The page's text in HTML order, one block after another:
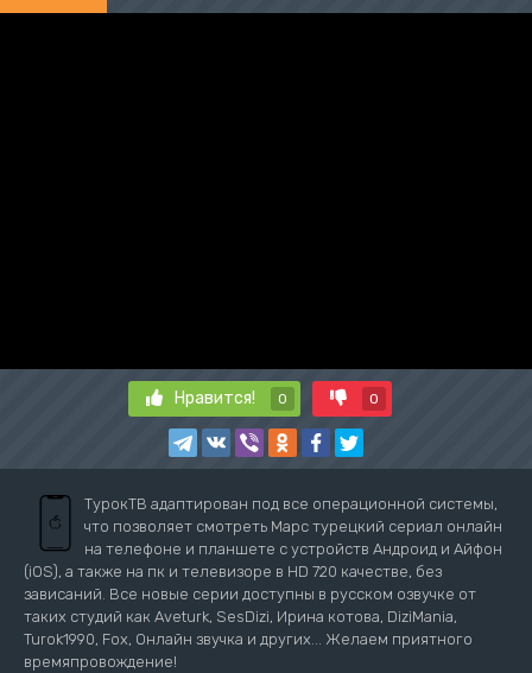
Нравится! 0 0
ТурокТВ адаптирован под все операционной системы,
что позволяет смотреть Марс турецкий сериал онлайн
на телефоне и планшете с устройств Андроид и Айфон
(iOS), а также на пк и телевизоре в HD 720 качестве, без
зависаний. Все новые серии доступны в русском озвучке от
таких студий как Aveturk, SesDizi, Ирина котова, DiziMania,
Turok1990, Fox, Онлайн звучка и других... Желаем приятного
времяпровождение!